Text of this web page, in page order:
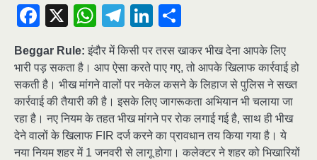
Facebook
X WhatsApp
Telegram
LinkedIn
Beggar Rule: इंदौर में किसी पर तरस खाकर भीख देना आपके लिए
भारी पड़ सकता है। आप ऐसा करते पाए गए, तो आपके खिलाफ कार्रवाई हो
सकती है। भीख मांगने वालों पर नकेल कसने के लिहाज से पुलिस ने सख्त
कार्रवाई की तैयारी की है। इसके लिए जागरूकता अभियान भी चलाया जा
रहा है। नए नियम के तहत भीख मांगने पर रोक लगाई गई है, साथ ही भीख
देने वालों के खिलाफ FIR दर्ज करने का प्रावधान तय किया गया है। ये
नया नियम शहर में 1 जनवरी से लागू होगा। कलेक्टर ने शहर को भिखारियों